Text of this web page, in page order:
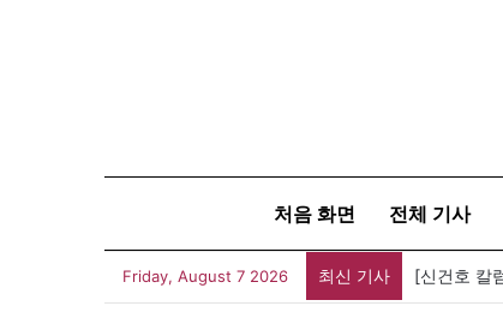
처음 화면 전체 기사
Friday, August 7 2026 최신 기사 [신건호 칼